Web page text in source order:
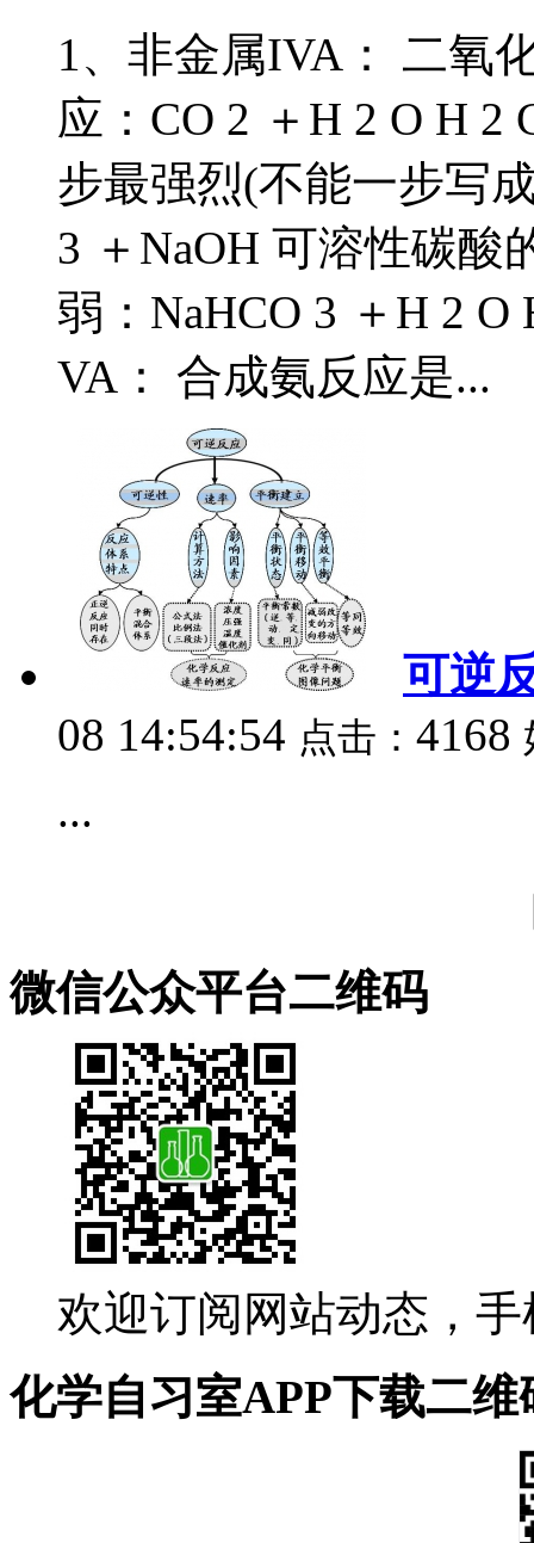
1、非金属IVA： 二氧
应：CO 2 ＋H 2 O H 2
步最强烈(不能一步写
3 ＋NaOH 可溶性碳酸
弱：NaHCO 3 ＋H 2 O
VA： 合成氨反应是...
可逆
08 14:54:54 点击： 4168
...
微信公众平台二维码
欢迎订阅网站动态，
化学自习室APP下载二维